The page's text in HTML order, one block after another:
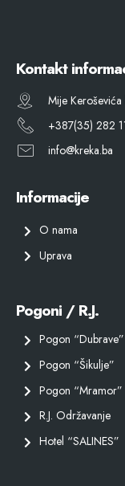
Kontakt
Mije
+387(35) 282
info@kreka.ba
Informacije
O nama
Uprava
Pogoni / R.J.
Pogon “Dubrave”
Pogon “Šikulje”
Pogon “Mramor”
R.J. Održavanje
Hotel “SALINES”